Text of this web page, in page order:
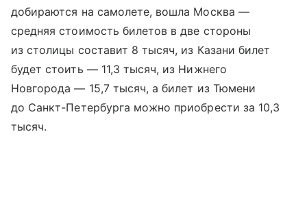
добираются на самолете, вошла Москва —
средняя стоимость билетов в две стороны
из столицы составит 8 тысяч, из Казани билет
будет стоить — 11,3 тысяч, из Нижнего
Новгорода — 15,7 тысяч, а билет из Тюмени
до Санкт-Петербурга можно приобрести за 10,3
тысяч.